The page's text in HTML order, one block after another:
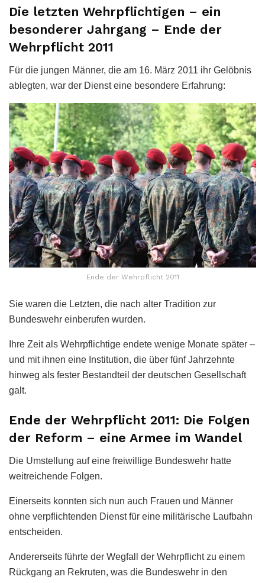
Die letzten Wehrpflichtigen – ein
besonderer Jahrgang – Ende der
Wehrpflicht 2011
Für die jungen Männer, die am 16. März 2011 ihr Gelöbnis
ablegten, war der Dienst eine besondere Erfahrung:
Ende der Wehrpflicht 2011
Sie waren die Letzten, die nach alter Tradition zur
Bundeswehr einberufen wurden.
Ihre Zeit als Wehrpflichtige endete wenige Monate später –
und mit ihnen eine Institution, die über fünf Jahrzehnte
hinweg als fester Bestandteil der deutschen Gesellschaft
galt.
Ende der Wehrpflicht 2011: Die Folgen
der Reform – eine Armee im Wandel
Die Umstellung auf eine freiwillige Bundeswehr hatte
weitreichende Folgen.
Einerseits konnten sich nun auch Frauen und Männer
ohne verpflichtenden Dienst für eine militärische Laufbahn
entscheiden.
Andererseits führte der Wegfall der Wehrpflicht zu einem
Rückgang an Rekruten, was die Bundeswehr in den